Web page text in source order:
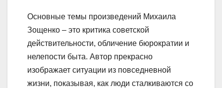
Основные темы произведений Михаила
Зощенко – это критика советской
действительности, обличение бюрократии и
нелепости быта. Автор прекрасно
изображает ситуации из повседневной
жизни, показывая, как люди сталкиваются со